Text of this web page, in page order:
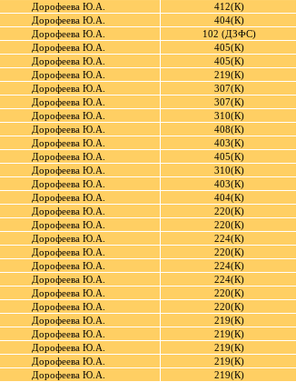
Дорофеева Ю.А.
412(К)
Дорофеева Ю.А.
404(К)
Дорофеева Ю.А.
102 (ДЗФС)
Дорофеева Ю.А.
405(К)
Дорофеева Ю.А.
405(К)
Дорофеева Ю.А.
219(К)
Дорофеева Ю.А.
307(К)
Дорофеева Ю.А.
307(К)
Дорофеева Ю.А.
310(К)
Дорофеева Ю.А.
408(К)
Дорофеева Ю.А.
403(К)
Дорофеева Ю.А.
405(К)
Дорофеева Ю.А.
310(К)
Дорофеева Ю.А.
403(К)
Дорофеева Ю.А.
404(К)
Дорофеева Ю.А.
220(К)
Дорофеева Ю.А.
220(К)
Дорофеева Ю.А.
224(К)
Дорофеева Ю.А.
220(К)
Дорофеева Ю.А.
224(К)
Дорофеева Ю.А.
224(К)
Дорофеева Ю.А.
220(К)
Дорофеева Ю.А.
220(К)
Дорофеева Ю.А.
219(К)
Дорофеева Ю.А.
219(К)
Дорофеева Ю.А.
219(К)
Дорофеева Ю.А.
219(К)
Дорофеева Ю.А. 219(К)